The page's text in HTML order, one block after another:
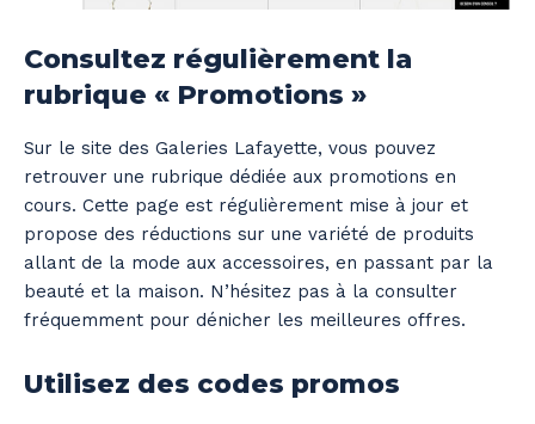
Consultez régulièrement la
rubrique « Promotions »
Sur le site des Galeries Lafayette, vous pouvez
retrouver une rubrique dédiée aux promotions en
cours. Cette page est régulièrement mise à jour et
propose des réductions sur une variété de produits
allant de la mode aux accessoires, en passant par la
beauté et la maison. N’hésitez pas à la consulter
fréquemment pour dénicher les meilleures offres.
Utilisez des codes promos